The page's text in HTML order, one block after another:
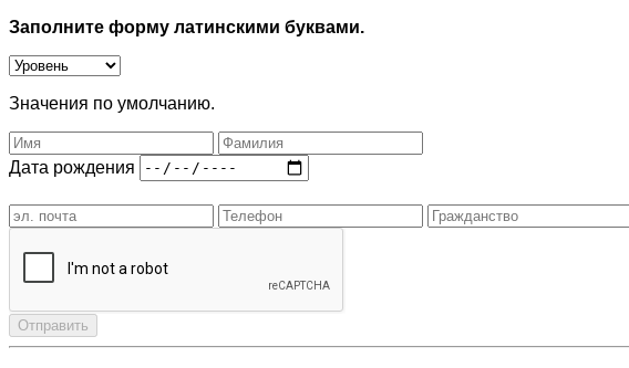
Заполните форму латинскими буквами.
Значения по умолчанию.
Дата рождения
Отправить